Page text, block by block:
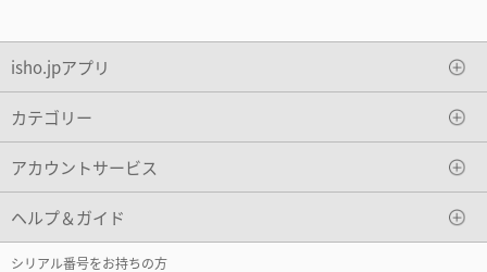
isho.jpアプリ
カテゴリー
アカウントサービス
ヘルプ＆ガイド
シリアル番号をお持ちの方